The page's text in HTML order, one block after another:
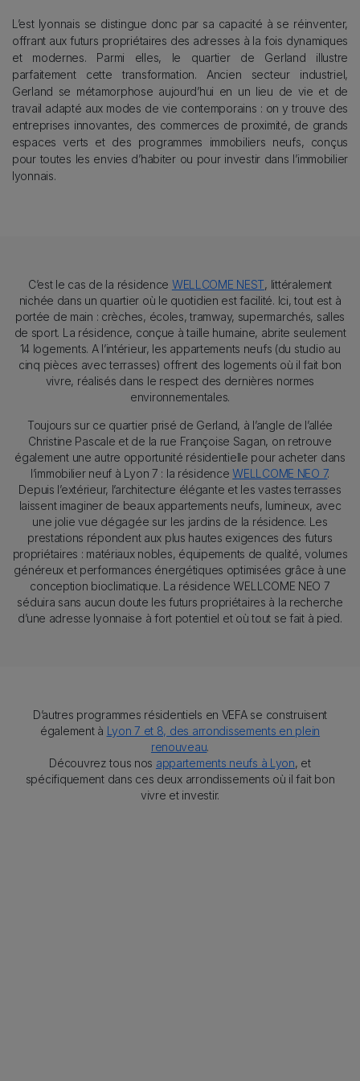
Description
L’est lyonnais se distingue donc par sa capacité à se réinventer,
offrant aux futurs propriétaires des adresses à la fois dynamiques
et modernes. Parmi elles, le quartier de Gerland illustre
parfaitement cette transformation. Ancien secteur industriel,
Gerland se métamorphose aujourd’hui en un lieu de vie et de
travail adapté aux modes de vie contemporains : on y trouve des
entreprises innovantes, des commerces de proximité, de grands
espaces verts et des programmes immobiliers neufs, conçus
pour toutes les envies d’habiter ou pour investir dans l’immobilier
lyonnais.
Texte
C’est le cas de la résidence WELLCOME NEST, littéralement
nichée dans un quartier où le quotidien est facilité. Ici, tout est à
portée de main : crèches, écoles, tramway, supermarchés, salles
de sport. La résidence, conçue à taille humaine, abrite seulement
14 logements. A l’intérieur, les appartements neufs (du studio au
cinq pièces avec terrasses) offrent des logements où il fait bon
vivre, réalisés dans le respect des dernières normes
environnementales.
Toujours sur ce quartier prisé de Gerland, à l’angle de l’allée
Christine Pascale et de la rue Françoise Sagan, on retrouve
également une autre opportunité résidentielle pour acheter dans
l’immobilier neuf à Lyon 7 : la résidenceWELLCOME NEO 7.
Depuis l’extérieur, l’architecture élégante et les vastes terrasses
laissent imaginer de beaux appartements neufs, lumineux, avec
une jolie vue dégagée sur les jardins de la résidence. Les
prestations répondent aux plus hautes exigences des futurs
propriétaires : matériaux nobles, équipements de qualité, volumes
généreux et performances énergétiques optimisées grâce à une
conception bioclimatique. La résidence WELLCOME NEO 7
séduira sans aucun doute les futurs propriétaires à la recherche
d’une adresse lyonnaise à fort potentiel et où tout se fait à pied.
TexteD’autres programmes résidentiels en VEFA se construisent
également à Lyon 7 et 8, des arrondissements en plein
renouveau.
Découvrez tous nos appartements neufs à Lyon, et
spécifiquement dans ces deux arrondissements où il fait bon
vivre et investir.